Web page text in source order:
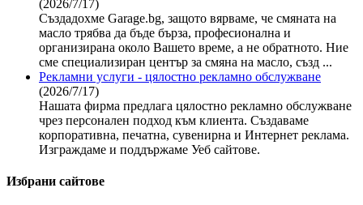
(2026/7/17)
Създадохме Garage.bg, защото вярваме, че смяната на
масло трябва да бъде бърза, професионална и
организирана около Вашето време, а не обратното. Ние
сме специализиран център за смяна на масло, създ ...
Рекламни услуги - цялостно рекламно обслужване
(2026/7/17)
Нашата фирма предлага цялостно рекламно обслужване
чрез персонален подход към клиента. Създаваме
корпоративна, печатна, сувенирна и Интернет реклама.
Изграждаме и поддържаме Уеб сайтове.
Избрани сайтове